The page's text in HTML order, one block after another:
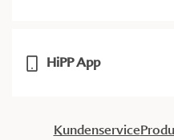
HiPP App
Kundenservice